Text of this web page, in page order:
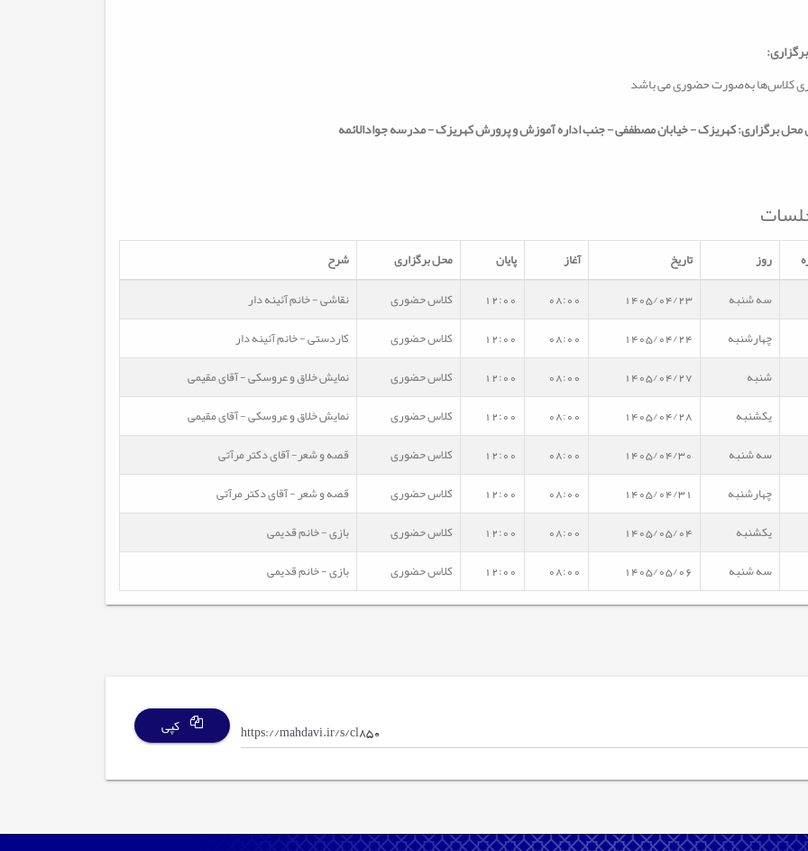
کلاس‌ها به‌صورت حضوری می باشد
برگزاری: کهریزک - خیابان مصطففی - جنب اداره آموزش و پرورش کهریزک - مدرسه جوادالائمه
روز تاریخ آغاز پایان محل برگزاری
شرح
سه شنبه 1405/04/23
08:00
12:00 کلاس حضوری
نقاشی - خانم آئینه دار
چهارشنبه 1405/04/24
08:00
12:00 کلاس حضوری
کاردستی - خانم آئینه دار
شنبه 1405/04/27
08:00
12:00 کلاس حضوری
نمایش خلاق و عروسکی - آقای مقیمی
یکشنبه 1405/04/28
08:00
12:00 کلاس حضوری
نمایش خلاق و عروسکی - آقای مقیمی
سه شنبه 1405/04/30
08:00
12:00 کلاس حضوری
قصه و شعر- آقای دکتر مرآتی
چهارشنبه 1405/04/31
08:00
12:00 کلاس حضوری
قصه و شعر - آقای دکتر مرآتی
یکشنبه 1405/05/04
08:00
12:00 کلاس حضوری
بازی - خانم قدیمی
سه شنبه 1405/05/06
08:00
12:00 کلاس حضوری بازی - خانم قدیمی
کپی